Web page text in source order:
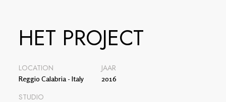
HET PROJECT
LOCATION
Reggio Calabria - Italy
JAAR
2016
STUDIO